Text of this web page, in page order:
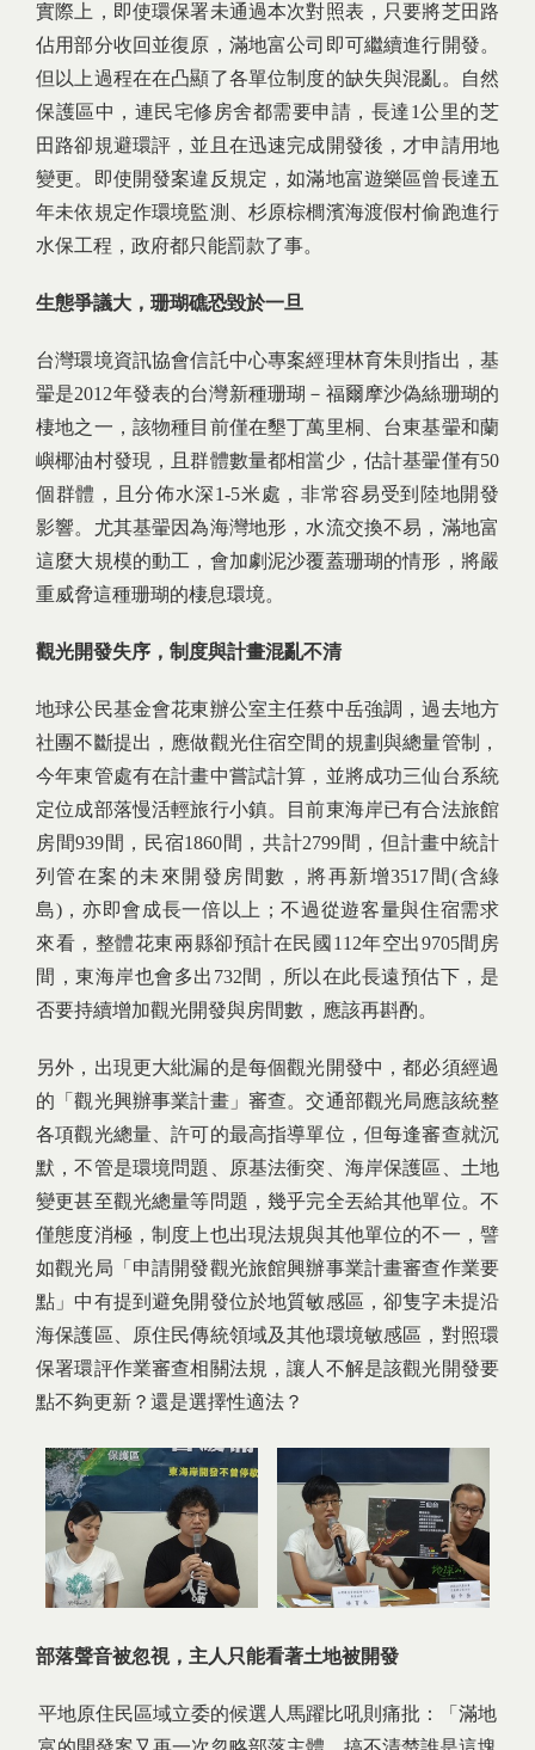
實際上，即使環保署未通過本次對照表，只要將芝田路
佔用部分收回並復原，滿地富公司即可繼續進行開發。
但以上過程在在凸顯了各單位制度的缺失與混亂。自然
保護區中，連民宅修房舍都需要申請，長達1公里的芝
田路卻規避環評，並且在迅速完成開發後，才申請用地
變更。即使開發案違反規定，如滿地富遊樂區曾長達五
年未依規定作環境監測、杉原棕櫚濱海渡假村偷跑進行
水保工程，政府都只能罰款了事。
生態爭議大，珊瑚礁恐毀於一旦
台灣環境資訊協會信託中心專案經理林育朱則指出，基
翬是2012年發表的台灣新種珊瑚－福爾摩沙偽絲珊瑚的
棲地之一，該物種目前僅在墾丁萬里桐、台東基翬和蘭
嶼椰油村發現，且群體數量都相當少，估計基翬僅有50
個群體，且分佈水深1-5米處，非常容易受到陸地開發
影響。尤其基翬因為海灣地形，水流交換不易，滿地富
這麼大規模的動工，會加劇泥沙覆蓋珊瑚的情形，將嚴
重威脅這種珊瑚的棲息環境。
觀光開發失序，制度與計畫混亂不清
地球公民基金會花東辦公室主任蔡中岳強調，過去地方
社團不斷提出，應做觀光住宿空間的規劃與總量管制，
今年東管處有在計畫中嘗試計算，並將成功三仙台系統
定位成部落慢活輕旅行小鎮。目前東海岸已有合法旅館
房間939間，民宿1860間，共計2799間，但計畫中統計
列管在案的未來開發房間數，將再新增3517間(含綠
島)，亦即會成長一倍以上；不過從遊客量與住宿需求
來看，整體花東兩縣卻預計在民國112年空出9705間房
間，東海岸也會多出732間，所以在此長遠預估下，是
否要持續增加觀光開發與房間數，應該再斟酌。
另外，出現更大紕漏的是每個觀光開發中，都必須經過
的「觀光興辦事業計畫」審查。交通部觀光局應該統整
各項觀光總量、許可的最高指導單位，但每逢審查就沉
默，不管是環境問題、原基法衝突、海岸保護區、土地
變更甚至觀光總量等問題，幾乎完全丟給其他單位。不
僅態度消極，制度上也出現法規與其他單位的不一，譬
如觀光局「申請開發觀光旅館興辦事業計畫審查作業要
點」中有提到避免開發位於地質敏感區，卻隻字未提沿
海保護區、原住民傳統領域及其他環境敏感區，對照環
保署環評作業審查相關法規，讓人不解是該觀光開發要
點不夠更新？還是選擇性適法？
部落聲音被忽視，主人只能看著土地被開發
平地原住民區域立委的候選人馬躍比吼則痛批：「滿地